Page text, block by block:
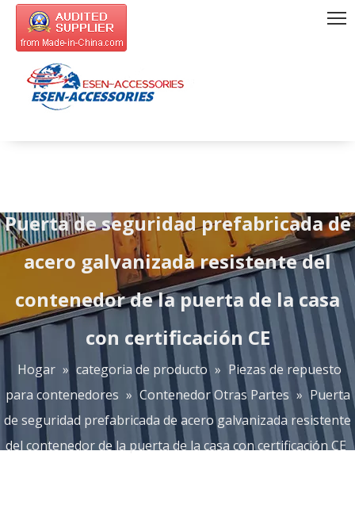
Puerta de seguridad prefabricada de
acero galvanizada resistente del
contenedor de la puerta de la casa
con certificación CE
Hogar » categoria de producto » Piezas de repuesto
para contenedores » Contenedor Otras Partes » Puerta
de seguridad prefabricada de acero galvanizada resistente
del contenedor de la puerta de la casa con certificación CE